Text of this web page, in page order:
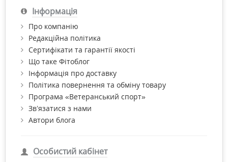
Інформація
Про компанію
Редакційна політика
Сертифікати та гарантії якості
Що таке Фітоблог
Інформація про доставку
Політика повернення та обміну товару
Програма «Ветеранський спорт»
Зв’язатися з нами
Автори блога
Особистий кабінет